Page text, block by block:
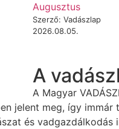
Augusztus
Szerző: Vadászlap
2026.08.05.
A
A Magyar
jelent meg, így immár
és vadgazdálkodás